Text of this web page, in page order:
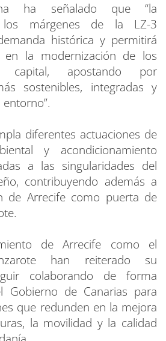
ha señalado que “la
los márgenes de la LZ-3
histórica y permitirá
en la modernización de los
apostando por
sostenibles, integradas y
diferentes actuaciones de
y acondicionamiento
a las singularidades del
contribuyendo además a
de Arrecife como puerta de
de Arrecife como el
han reiterado su
colaborando de forma
Gobierno de Canarias para
que redunden en la mejora
la movilidad y la calidad